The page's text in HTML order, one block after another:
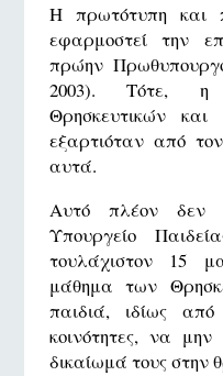
Η πρωτότυπη και
εφαρμοστεί την
πρώην
2003). Τότε, η
Θρησκευτικών
εξαρτιόταν από
αυτά.
Αυτό πλέον δεν
Υπουργείο
τουλάχιστον 15
μάθημα των
παιδιά, ιδίως από
κοινότητες, να
δικαίωμά τους στην